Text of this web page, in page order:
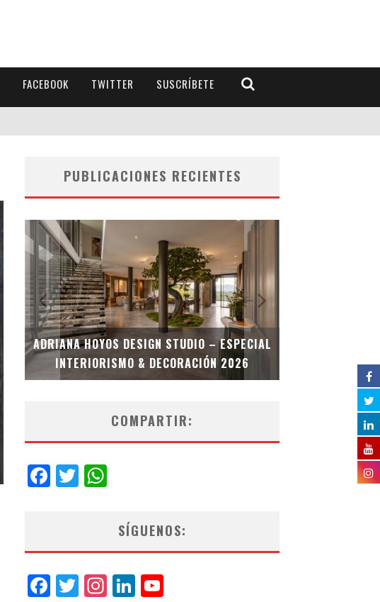
FACEBOOK TWITTER SUSCRÍBETE
PUBLICACIONES RECIENTES
ADRIANA HOYOS DESIGN STUDIO – ESPECIAL
INTERIORISMO & DECORACIÓN 2026
COMPARTIR:
Facebook
Twitter
SÍGUENOS:
Facebook
Twitter
Instagram
LinkedIn